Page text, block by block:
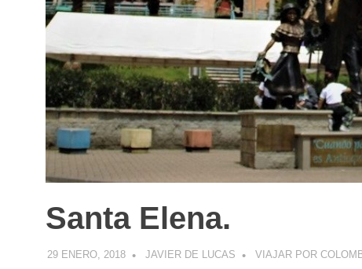
Santa Elena.
29 ENERO, 2018 JAVIER DE LUCAS VIAJAR POR